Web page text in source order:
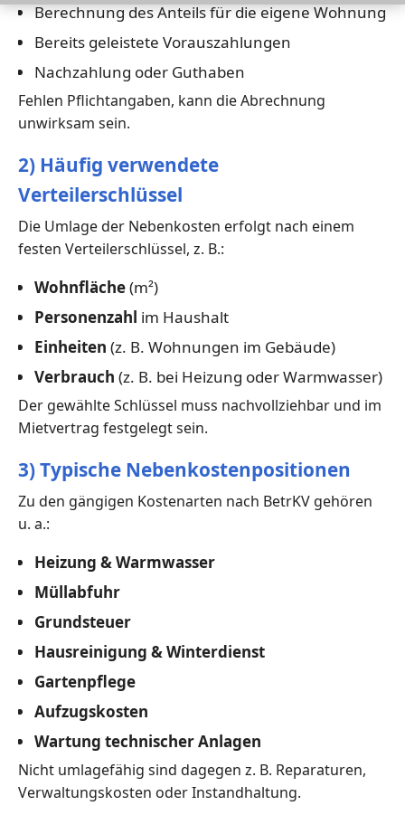
Berechnung des Anteils für die eigene Wohnung
Bereits geleistete Vorauszahlungen
Nachzahlung oder Guthaben
Fehlen Pflichtangaben, kann die Abrechnung
unwirksam sein.
2) Häufig verwendete
Verteilerschlüssel
Die Umlage der Nebenkosten erfolgt nach einem
festen Verteilerschlüssel, z. B.:
Wohnfläche(m²)
Personenzahl im Haushalt
Einheiten (z. B. Wohnungen im Gebäude)
Verbrauch (z. B. bei Heizung oder Warmwasser)
Der gewählte Schlüssel muss nachvollziehbar und im
Mietvertrag festgelegt sein.
3) Typische Nebenkostenpositionen
Zu den gängigen Kostenarten nach BetrKV gehören
u. a.:
Heizung & Warmwasser
Müllabfuhr
Grundsteuer
Hausreinigung & Winterdienst
Gartenpflege
Aufzugskosten
Wartung technischer Anlagen
Nicht umlagefähig sind dagegen z. B. Reparaturen,
Verwaltungskosten oder Instandhaltung.